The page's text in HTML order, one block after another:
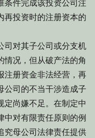
条件完成该投资公司注
再投资时的注册资本的
司对其子公司或分支机
情况，但从破产法的角
注册资金非法经营，再
公司的不当干涉造成子
定尚嫌不足。在制定中
中对有限责任原则的例
究母公司法律责任提供